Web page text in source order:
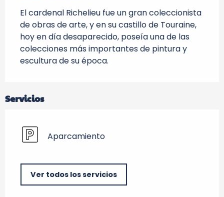
El cardenal Richelieu fue un gran coleccionista
de obras de arte, y en su castillo de Touraine,
hoy en día desaparecido, poseía una de las
colecciones más importantes de pintura y
escultura de su época.
Servicios
Aparcamiento
Ver todos los servicios